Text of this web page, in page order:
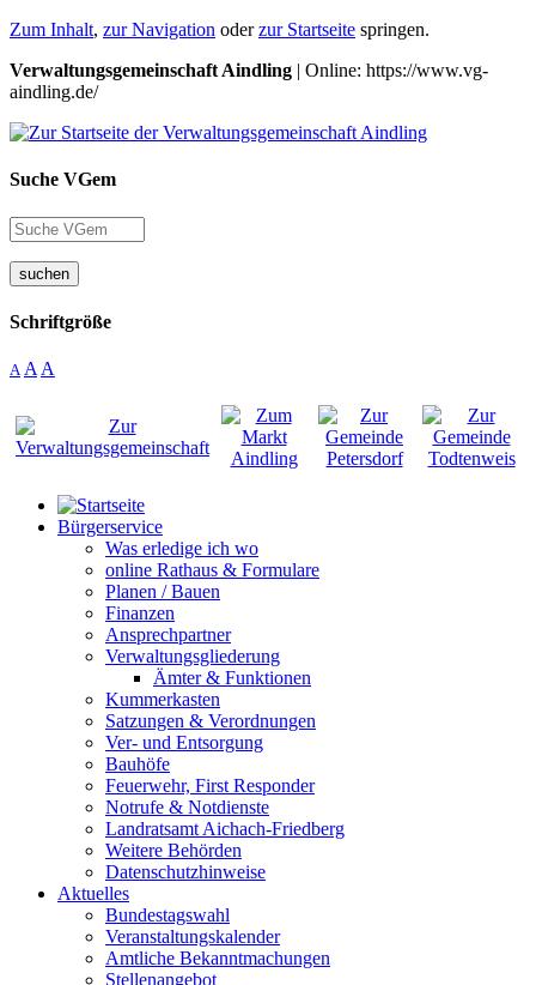
Zum Inhalt, zur Navigation oderzur Startseite springen.
Verwaltungsgemeinschaft Aindling | Online: https://www.vg-
aindling.de/
Suche VGem
suchen
Schriftgröße
A A A
Bürgerservice
Was erledige ich wo
online Rathaus & Formulare
Planen / Bauen
Finanzen
Ansprechpartner
Verwaltungsgliederung
Ämter & Funktionen
Kummerkasten
Satzungen & Verordnungen
Ver- und Entsorgung
Bauhöfe
Feuerwehr, First Responder
Notrufe & Notdienste
Landratsamt Aichach-Friedberg
Weitere Behörden
Datenschutzhinweise
Aktuelles
Bundestagswahl
Veranstaltungskalender
Amtliche Bekanntmachungen
Stellenangebot